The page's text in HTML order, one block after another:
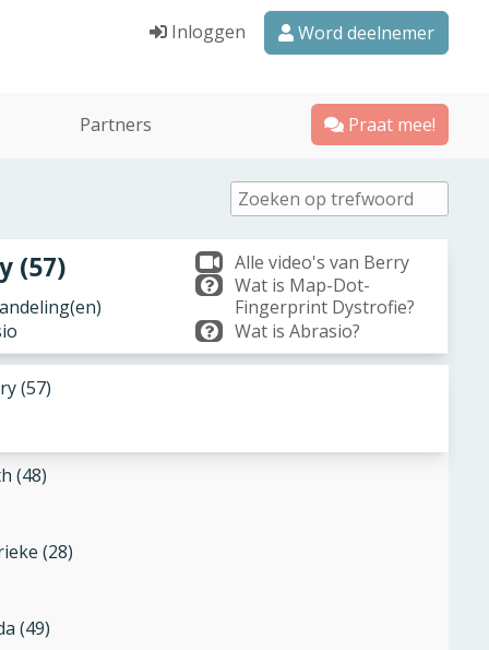
Inloggen Word deelnemer
Partners Praat mee!
(57)
Alle video's van Berry
Wat is Map-Dot-
Fingerprint Dystrofie?
Wat is Abrasio?
(57)
(48)
(28)
(49)